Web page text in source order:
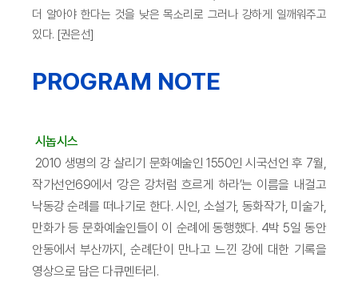
더 알아야 한다는 것을 낮은 목소리로 그러나 강하게 일깨워주고
있다. [권은선]
PROGRAM NOTE
시놉시스
2010 생명의 강 살리기 문화예술인 1550인 시국선언 후 7월,
작가선언69에서 ‘강은 강처럼 흐르게 하라’는 이름을 내걸고
낙동강 순례를 떠나기로 한다. 시인, 소설가, 동화작가, 미술가,
만화가 등 문화예술인들이 이 순례에 동행했다. 4박 5일 동안
안동에서 부산까지, 순례단이 만나고 느낀 강에 대한 기록을
영상으로 담은 다큐멘터리.